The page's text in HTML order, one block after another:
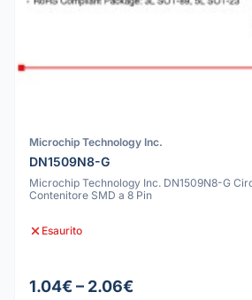
Microchip Technology Inc.
DN1509N8-G
Microchip Technology Inc. DN1509N8-G
Contenitore SMD a 8 Pin
Esaurito
1.04€ – 2.06€